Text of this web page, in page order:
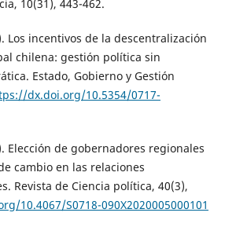
10(31), 443-462.
Los incentivos de la descentralización
chilena: gestión política sin
Estado, Gobierno y Gestión
dx.doi.org/10.5354/0717-
Elección de gobernadores regionales
cambio en las relaciones
Revista de Ciencia política, 40(3),
10.4067/S0718-090X2020005000101